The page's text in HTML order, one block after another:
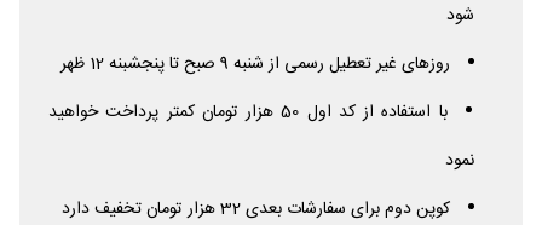
شود
روزهای غیر تعطیل رسمی از شنبه 9 صبح تا پنجشبنه 12 ظهر
با استفاده از کد اول 50 هزار تومان کمتر پرداخت خواهید
نمود
کوپن دوم برای سفارشات بعدی 32 هزار تومان تخفیف دارد